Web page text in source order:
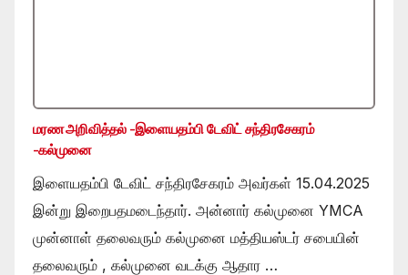
மரண அறிவித்தல் -இளையதம்பி டேவிட் சந்திரசேகரம்
-கல்முனை
இளையதம்பி டேவிட் சந்திரசேகரம் அவர்கள் 15.04.2025
இன்று இறைபதமடைந்தார். அன்னார் கல்முனை YMCA
முன்னாள் தலைவரும் கல்முனை மத்தியஸ்டர் சபையின்
தலைவரும் , கல்முனை வடக்கு ஆதார …